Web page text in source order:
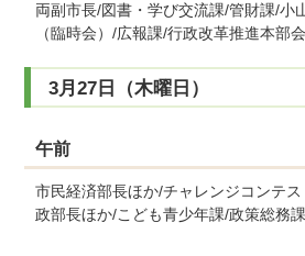
両副市長/図書・学び交流課/管財課/小
（臨時会）/広報課/行政改革推進本部
3月27日（木曜日）
午前
市民経済部長ほか/チャレンジコンテ
政部長ほか/こども青少年課/政策総務